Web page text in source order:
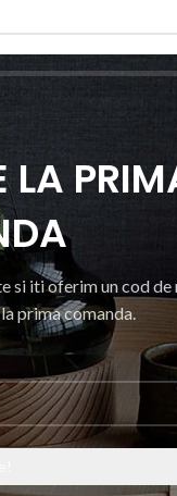
LA
si iti oferim un cod de
prima comanda.
CASA, GRADINA SI